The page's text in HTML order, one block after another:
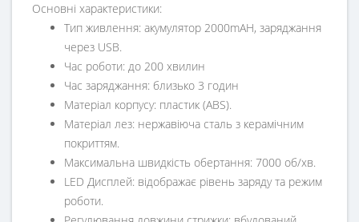
Основні характеристики:
Тип живлення: акумулятор 2000mAH, заряджання
через USB.
Час роботи: до 200 хвилин
Час заряджання: близько 3 годин
Матеріал корпусу: пластик (ABS).
Матеріал лез: нержавіюча сталь з керамічним
покриттям.
Максимальна швидкість обертання: 7000 об/хв.
LED Дисплей: відображає рівень заряду та режим
роботи.